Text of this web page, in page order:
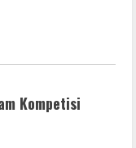
Kompetisi